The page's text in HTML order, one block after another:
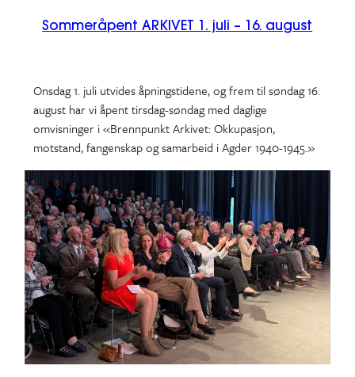
Sommeråpent ARKIVET 1. juli – 16. august
Onsdag 1. juli utvides åpningstidene, og frem til søndag 16.
august har vi åpent tirsdag-søndag med daglige
omvisninger i «Brennpunkt Arkivet: Okkupasjon,
motstand, fangenskap og samarbeid i Agder 1940-1945.»